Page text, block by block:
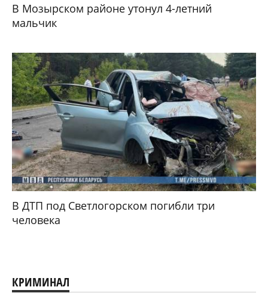
В Мозырском районе утонул 4-летний
мальчик
В ДТП под Светлогорском погибли три
человека
КРИМИНАЛ